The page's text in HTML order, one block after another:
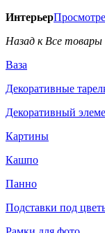
Интерьер
Назад к Все товары
Ваза
Декоративные
Декоративный
Картины
Кашпо
Панно
Подставки под